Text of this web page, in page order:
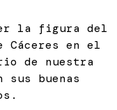
la figura del
Cáceres en el
de nuestra
sus buenas